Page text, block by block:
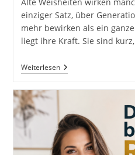
Alte Weisheiten wirken
einziger Satz, über
mehr bewirken als ein
liegt ihre Kraft. Sie sind
Weiterlesen7
Alte
Denken
Verändern:
Wie
Du
Mit